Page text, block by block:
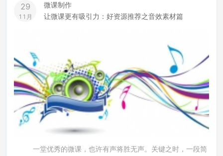
29
11月
微课制作
让微课更有吸引力：好资源推荐之音效素材篇
一堂优秀的微课，也许有声将胜无声。关键之时，一段简